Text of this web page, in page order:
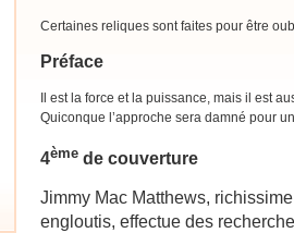
Certaines reliques sont faites pour être
Préface
Il est la force et la puissance, mais il est
Quiconque l’approche sera damné pour
4ème de couverture
Jimmy Mac Matthews,
engloutis, effectue des